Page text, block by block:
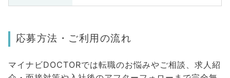
応募方法・ご利用の流れ
マイナビDOCTORでは転職のお悩みやご相談、求人紹